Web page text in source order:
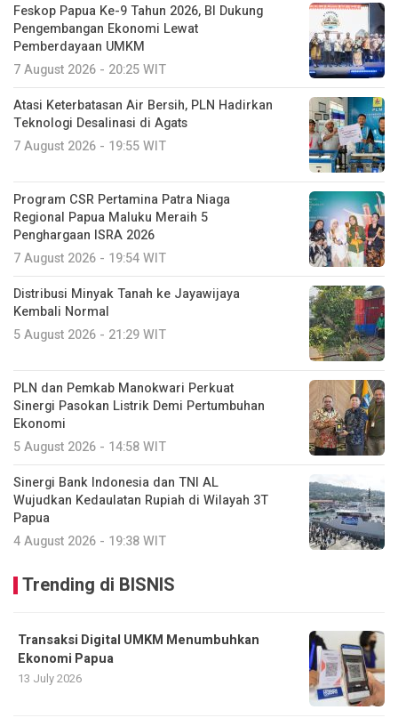
Feskop Papua Ke-9 Tahun 2026, BI Dukung
Pengembangan Ekonomi Lewat
Pemberdayaan UMKM
7 August 2026 - 20:25 WIT
Atasi Keterbatasan Air Bersih, PLN Hadirkan
Teknologi Desalinasi di Agats
7 August 2026 - 19:55 WIT
Program CSR Pertamina Patra Niaga
Regional Papua Maluku Meraih 5
Penghargaan ISRA 2026
7 August 2026 - 19:54 WIT
Distribusi Minyak Tanah ke Jayawijaya
Kembali Normal
5 August 2026 - 21:29 WIT
PLN dan Pemkab Manokwari Perkuat
Sinergi Pasokan Listrik Demi Pertumbuhan
Ekonomi
5 August 2026 - 14:58 WIT
Sinergi Bank Indonesia dan TNI AL
Wujudkan Kedaulatan Rupiah di Wilayah 3T
Papua
4 August 2026 - 19:38 WIT
Trending di BISNIS
Transaksi Digital UMKM Menumbuhkan
Ekonomi Papua
13 July 2026